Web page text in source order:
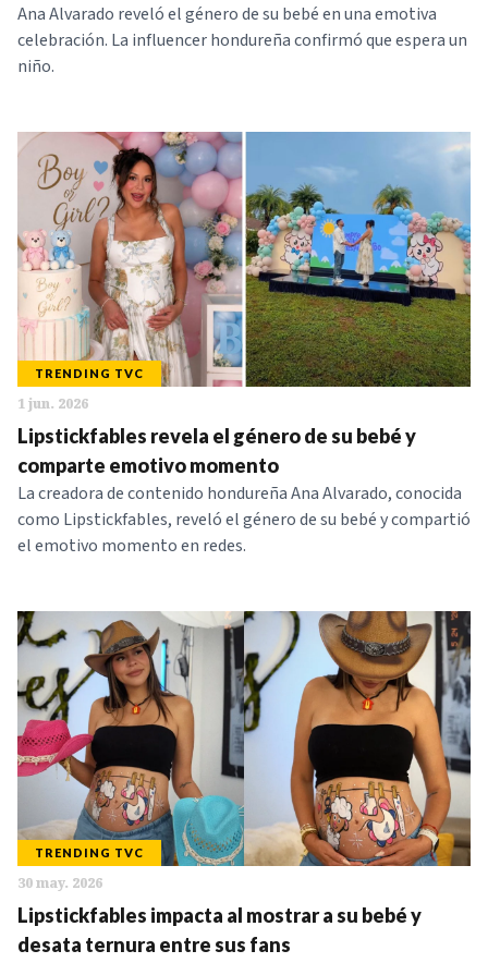
Ana Alvarado reveló el género de su bebé en una emotiva
celebración. La influencer hondureña confirmó que espera un
niño.
TRENDING TVC
1 jun. 2026
Lipstickfables revela el género de su bebé y
comparte emotivo momento
La creadora de contenido hondureña Ana Alvarado, conocida
como Lipstickfables, reveló el género de su bebé y compartió
el emotivo momento en redes.
TRENDING TVC
30 may. 2026
Lipstickfables impacta al mostrar a su bebé y
desata ternura entre sus fans